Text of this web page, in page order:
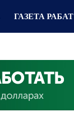
ГАЗЕТА РАБАТ